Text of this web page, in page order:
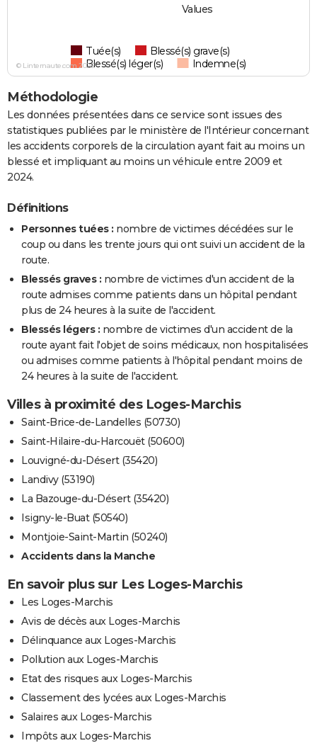
Values
Tuée(s)
Blessé(s) grave(s)
Blessé(s) léger(s)
Indemne(s)
© Linternaute.com 2026
Méthodologie
Les données présentées dans ce service sont issues des
statistiques publiées par le ministère de l'Intérieur concernant
les accidents corporels de la circulation ayant fait au moins un
blessé et impliquant au moins un véhicule entre 2009 et
2024.
Définitions
Personnes tuées : nombre de victimes décédées sur le
coup ou dans les trente jours qui ont suivi un accident de la
route.
Blessés graves : nombre de victimes d'un accident de la
route admises comme patients dans un hôpital pendant
plus de 24 heures à la suite de l'accident.
Blessés légers : nombre de victimes d'un accident de la
route ayant fait l'objet de soins médicaux, non hospitalisées
ou admises comme patients à l'hôpital pendant moins de
24 heures à la suite de l'accident.
Villes à proximité des Loges-Marchis
Saint-Brice-de-Landelles (50730)
Saint-Hilaire-du-Harcouët (50600)
Louvigné-du-Désert (35420)
Landivy (53190)
La Bazouge-du-Désert (35420)
Isigny-le-Buat (50540)
Montjoie-Saint-Martin (50240)
Accidents dans la Manche
En savoir plus sur Les Loges-Marchis
Les Loges-Marchis
Avis de décès aux Loges-Marchis
Délinquance aux Loges-Marchis
Pollution aux Loges-Marchis
Etat des risques aux Loges-Marchis
Classement des lycées aux Loges-Marchis
Salaires aux Loges-Marchis
Impôts aux Loges-Marchis